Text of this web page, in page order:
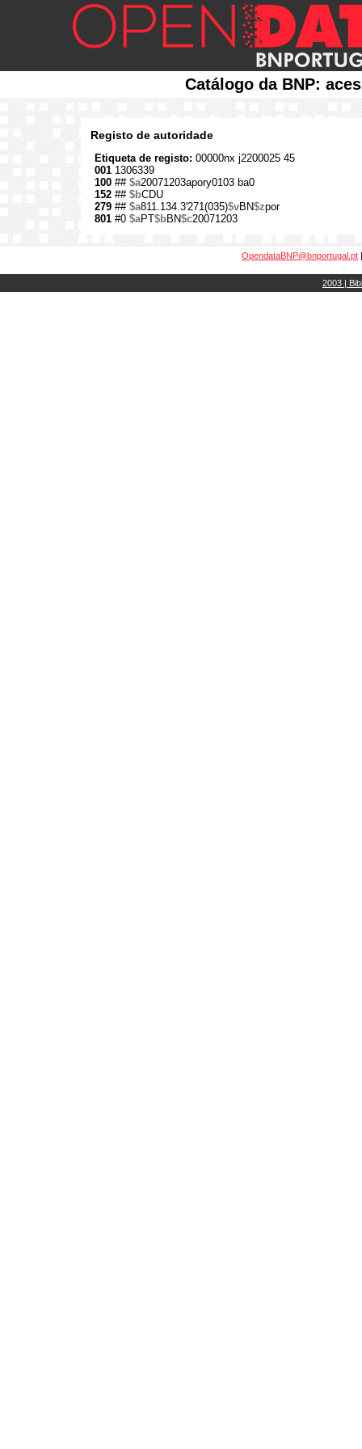
Catálogo da BNP:
Registo de autoridade
Etiqueta de registo: 00000nx j2200025 45
001 1306339
100 ## $a20071203apory0103 ba0
152 ## $bCDU
279 ## $a811.134.3'271(035)$vBN$zpor
801 #0 $aPT$bBN$c20071203
OpendataBNP@bnportugal.pt
2003 |